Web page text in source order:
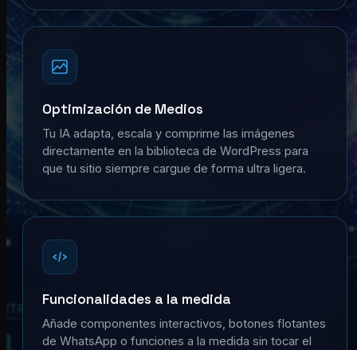
Optimización de Medios
Tu IA adapta, escala y comprime las imágenes
directamente en la biblioteca de WordPress para
que tu sitio siempre cargue de forma ultra ligera.
Funcionalidades a la medida
Añade componentes interactivos, botones flotantes
de WhatsApp o funciones a la medida sin tocar el